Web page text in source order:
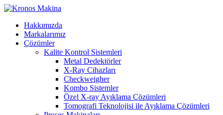
Hakkımızda
Markalarımız
Çözümler
Kalite Kontrol Sistemleri
Metal Dedektörler
X-Ray Cihazları
Checkweigher
Kombo Sistemler
Özel X-ray Ayıklama Çözümleri
Tomografi Teknolojisi ile Ayıklama Çözümleri